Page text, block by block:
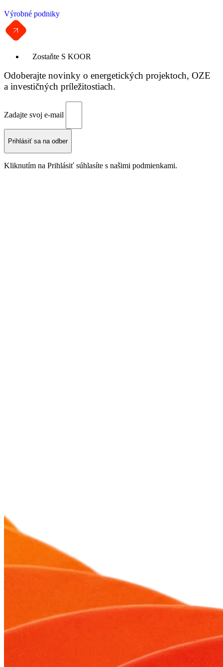
Výrobné podniky
Zostaňte S KOOR
Odoberajte novinky o energetických projektoch, OZE
a investičných príležitostiach.
Zadajte svoj e-mail
Prihlásiť sa na odber
Kliknutím na Prihlásiť súhlasíte s našimi podmienkami.